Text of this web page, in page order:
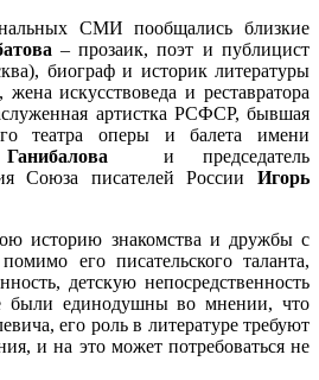
СМИ пообщались близкие
– прозаик, поэт и публицист
биограф и историк литературы
искусствоведа и реставратора
артистка РСФСР, бывшая
театра оперы и балета имени
и председатель
Союза писателей России Игорь
историю знакомства и дружбы с
его писательского таланта,
детскую непосредственность
единодушны во мнении, что
его роль в литературе требуют
и на это может потребоваться не